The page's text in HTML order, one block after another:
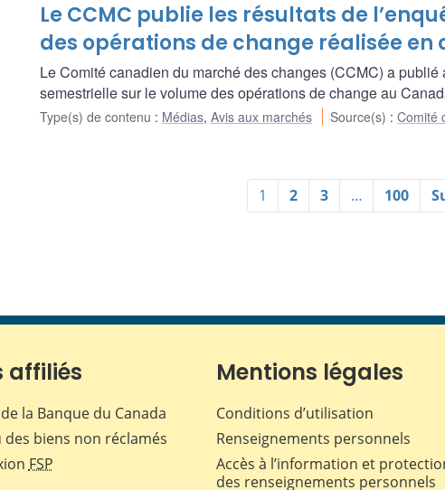
Le CCMC publie les résultats de
des opérations de change réalisée en
Le Comité canadien du marché des changes (CCMC) a publié
semestrielle sur le volume des opérations de change au
Type(s) de contenu : Médias, Avis aux marchés Source(s) :Comité
1 2 3 … 100
affiliés
la Banque du Canada
des biens non réclamés
FSP
Mentions légales
Conditions d’utilisation
Renseignements personnels
Accès à l’information et
des renseignements personnels